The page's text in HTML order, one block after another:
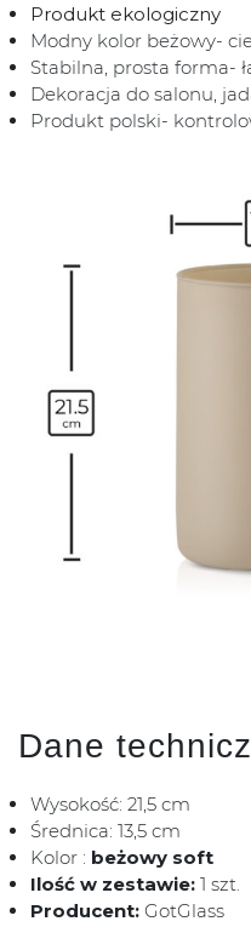
Produkt ekologiczny
Modny kolor beżowy-
Stabilna, prosta forma-
Dekoracja do salonu,
Produkt polski-
Dane
Wysokość: 21,5 cm
Średnica: 13,5 cm
Kolor : beżowy soft
Ilość w zestawie: 1 szt.
Producent: GotGlass